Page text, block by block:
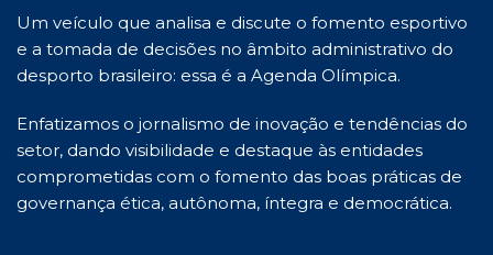
Um veículo que analisa e discute o fomento esportivo
e a tomada de decisões no âmbito administrativo do
desporto brasileiro: essa é a Agenda Olímpica.
Enfatizamos o jornalismo de inovação e tendências do
setor, dando visibilidade e destaque às entidades
comprometidas com o fomento das boas práticas de
governança ética, autônoma, íntegra e democrática.